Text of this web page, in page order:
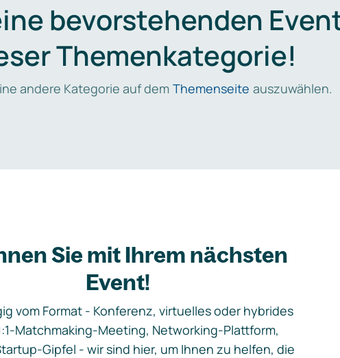
bevorstehenden
Themenkategorie!
andere Kategorie auf dem Themenseite auszuwählen.
Sie mit Ihrem nächsten
Event!
vom Format - Konferenz, virtuelles oder hybrides
Matchmaking-Meeting, Networking-Plattform,
Gipfel - wir sind hier, um Ihnen zu helfen, die